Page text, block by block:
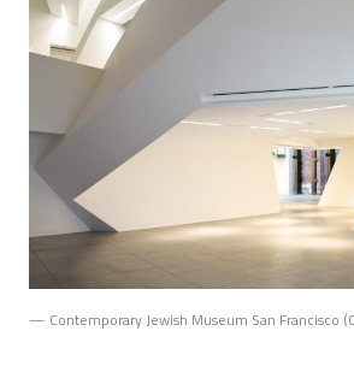
— Contemporary Jewish Museum San Francisco